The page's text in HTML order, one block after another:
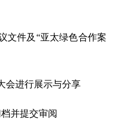
文件及 “亚太绿色合作案
会进行展示与分享
并提交审阅